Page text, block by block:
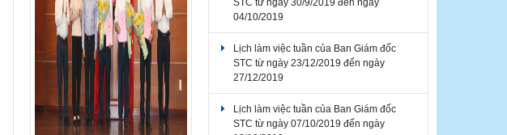
Lịch làm việc tuần của Ban Giám đốc
STC từ ngày 23/12/2019 đến ngày
27/12/2019
Lịch làm việc tuần của Ban Giám đốc
STC từ ngày 07/10/2019 đến ngày
12/10/2019
Lịch làm việc tuần của Ban Giám đốc